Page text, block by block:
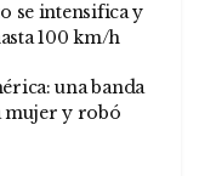
se intensifica y
100 km/h
una banda
mujer y robó